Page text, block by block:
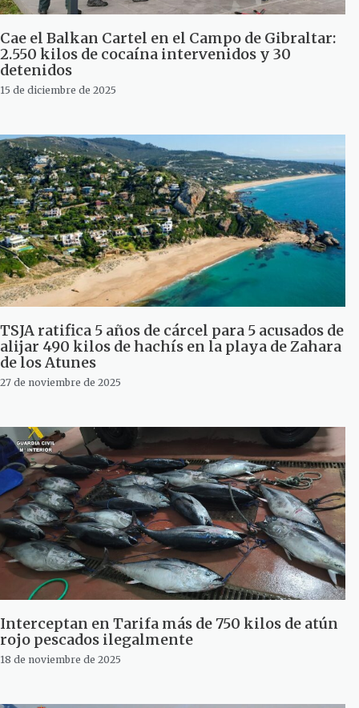
Cae el Balkan Cartel en el Campo de Gibraltar:
2.550 kilos de cocaína intervenidos y 30
detenidos
15 de diciembre de 2025
TSJA ratifica 5 años de cárcel para 5 acusados de
alijar 490 kilos de hachís en la playa de Zahara
de los Atunes
27 de noviembre de 2025
Interceptan en Tarifa más de 750 kilos de atún
rojo pescados ilegalmente
18 de noviembre de 2025